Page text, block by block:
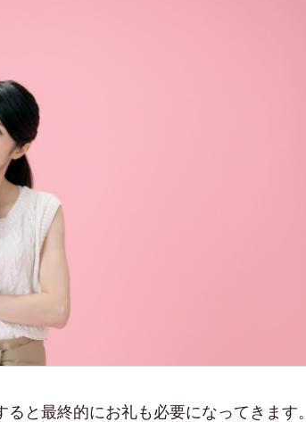
と最終的にお礼も必要になってきます。